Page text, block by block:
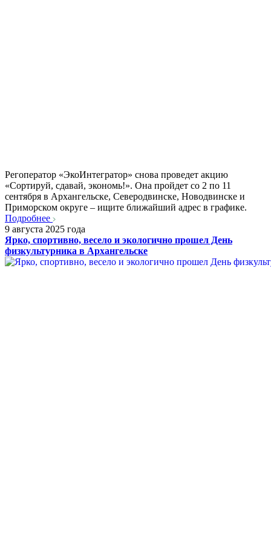
Регоператор «ЭкоИнтегратор» снова проведет акцию
«Сортируй, сдавай, экономь!». Она пройдет со 2 по 11
сентября в Архангельске, Северодвинске, Новодвинске и
Приморском округе – ищите ближайший адрес в графике.
Подробнее
9 августа 2025 года
Ярко, спортивно, весело и экологично прошел День
физкультурника в Архангельске